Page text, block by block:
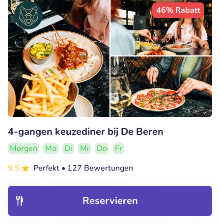
Entdecken
Reservieren
46% Rabatt
4-gangen keuzediner bij De Beren
Morgen Mo Di Mi Do
Fr
9.5
Perfekt • 127 Bewertungen
De Beren Zwijndrecht
Zwijndrecht (3km)
Verkauft: 853
€47,70 €25